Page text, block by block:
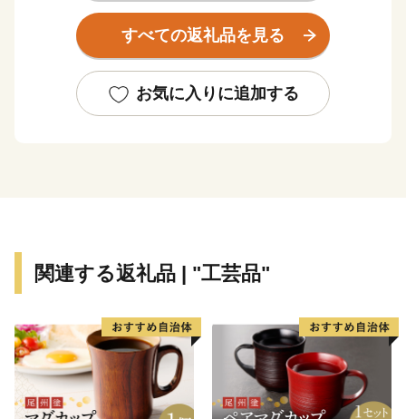
【ご注意】
【重要】ご依頼をいただき出荷準備が開始された後のお
「発送完了メール」に記載されたお荷物番号をもとに、
直接配送業者にお問い合わせください。
・返礼品の写真はイメージです。
※1月1日～10日は指定日配送をお受けできません。ご
了承ください。※
※指定日配送を受付していない返礼品は、備考欄等にご
記入いただいた場合でもお受けすることが出来かねま
すべての返礼品を見る
お気に入りに追加する
関連する返礼品 | "工芸品"